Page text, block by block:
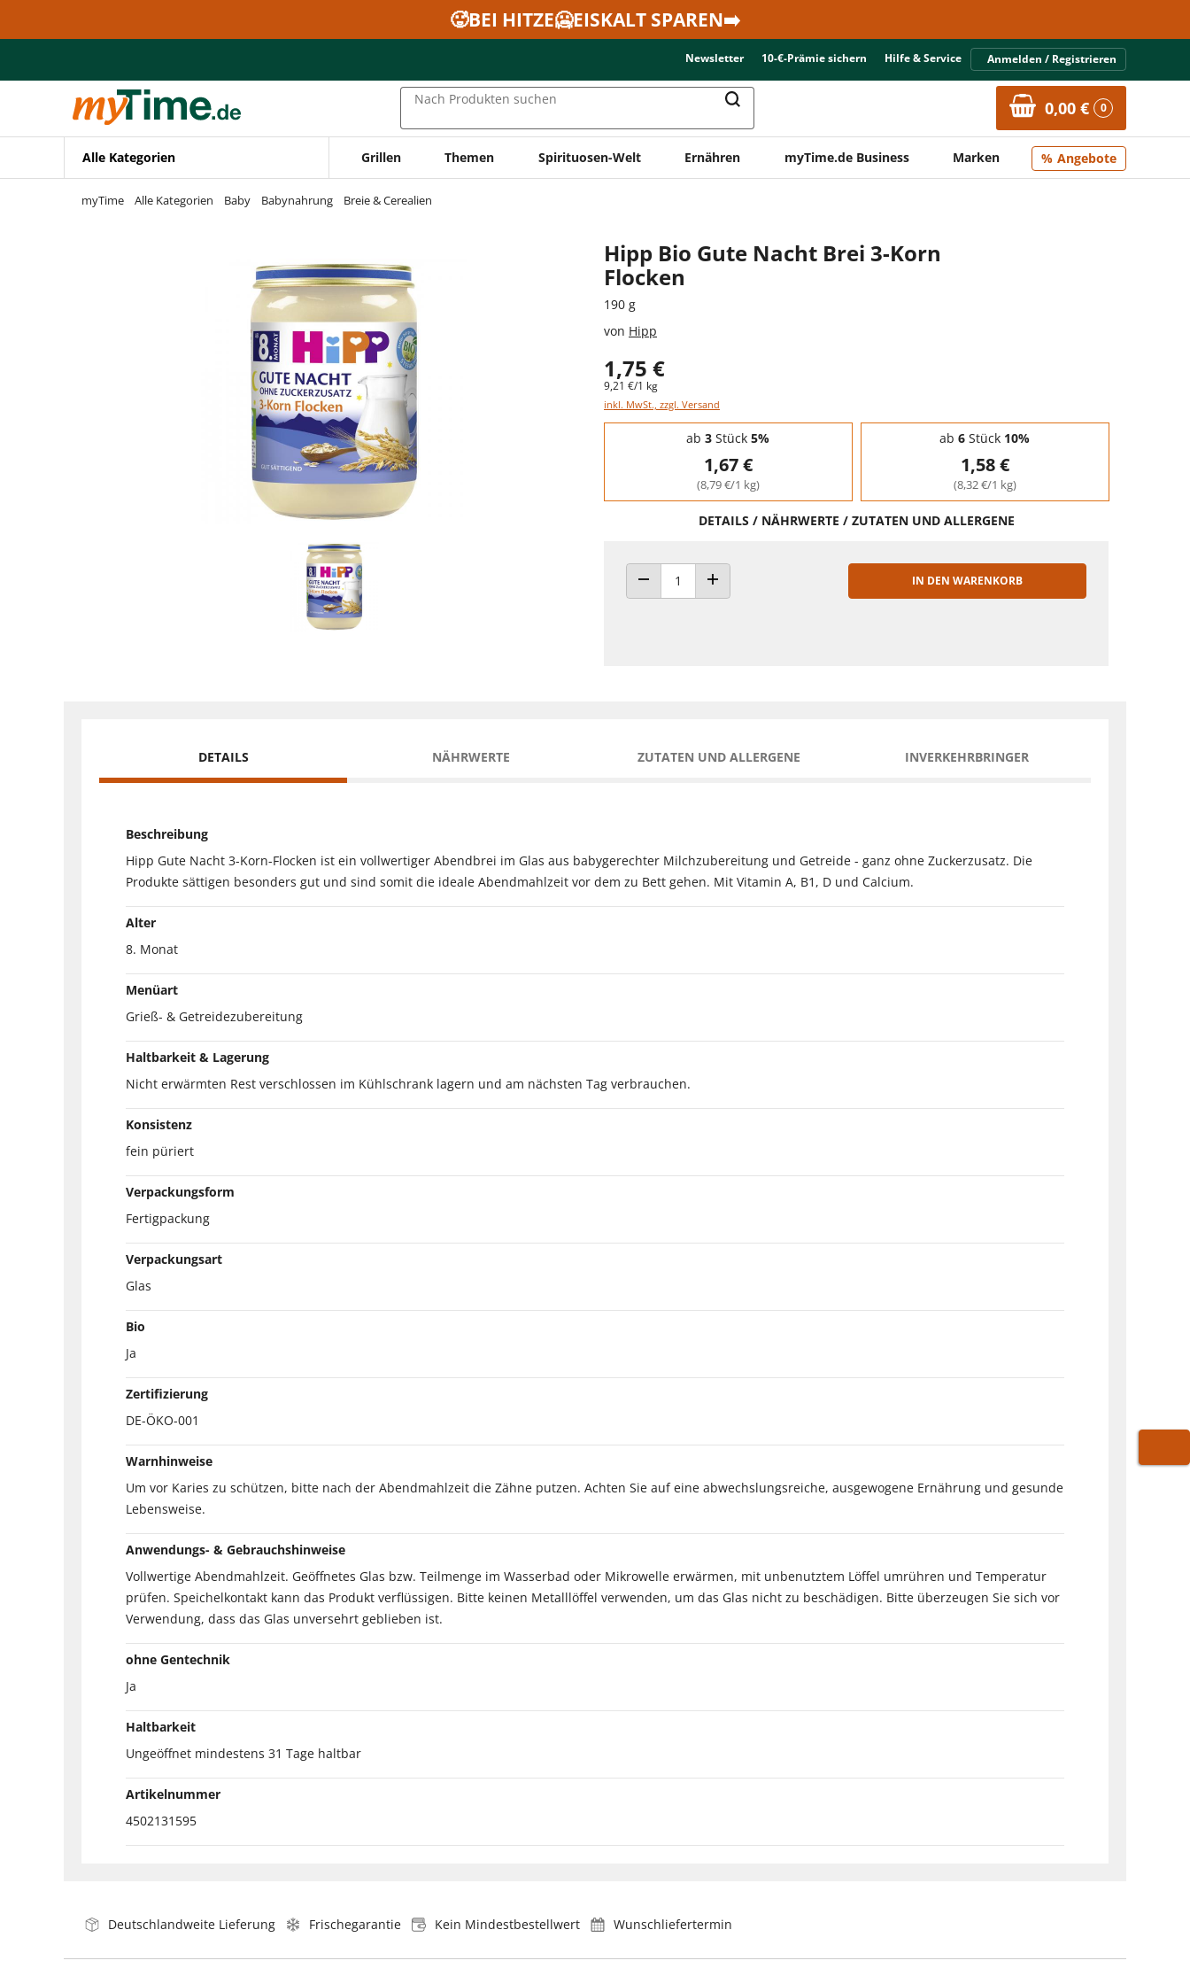
Zur Navigation springen
🥵BEI HITZE🥶EISKALT SPAREN➡️
Newsletter 10-€-Prämie sichern Hilfe & Service Anmelden / Registrieren
Nach Produkten suchen 0,00 € 0
Alle Kategorien Grillen Themen Spirituosen-Welt Ernähren myTime.de Business Marken Angebote
myTime Alle Kategorien Baby Babynahrung Breie & Cerealien
Hipp Bio Gute Nacht Brei 3-Korn
Flocken
190 g
von Hipp
1,75 €
9,21 €/1 kg
inkl. MwSt., zzgl. Versand
Staffelpreise - Mengenrabatt
ab 3 Stück 5%
1,67 €
(8,79 €/1 kg)
ab 6 Stück 10%
1,58 €
(8,32 €/1 kg)
DETAILS / NÄHRWERTE / ZUTATEN UND ALLERGENE
ANZAHL VERRINGERNANZAHL ERHÖHEN
IN DEN WARENKORB
DETAILS NÄHRWERTE ZUTATEN UND ALLERGENE INVERKEHRBRINGER
Beschreibung
Hipp Gute Nacht 3-Korn-Flocken ist ein vollwertiger Abendbrei im Glas aus babygerechter Milchzubereitung und Getreide - ganz ohne Zuckerzusatz. Die
Produkte sättigen besonders gut und sind somit die ideale Abendmahlzeit vor dem zu Bett gehen. Mit Vitamin A, B1, D und Calcium.
Alter
8. Monat
Menüart
Grieß- & Getreidezubereitung
Haltbarkeit & Lagerung
Nicht erwärmten Rest verschlossen im Kühlschrank lagern und am nächsten Tag verbrauchen.
Konsistenz
fein püriert
Verpackungsform
Fertigpackung
Verpackungsart
Glas
Bio
Ja
Zertifizierung
DE-ÖKO-001
Warnhinweise
Um vor Karies zu schützen, bitte nach der Abendmahlzeit die Zähne putzen. Achten Sie auf eine abwechslungsreiche, ausgewogene Ernährung und gesunde
Lebensweise.
Anwendungs- & Gebrauchshinweise
Vollwertige Abendmahlzeit. Geöffnetes Glas bzw. Teilmenge im Wasserbad oder Mikrowelle erwärmen, mit unbenutztem Löffel umrühren und Temperatur
prüfen. Speichelkontakt kann das Produkt verflüssigen. Bitte keinen Metalllöffel verwenden, um das Glas nicht zu beschädigen. Bitte überzeugen Sie sich vor
Verwendung, dass das Glas unversehrt geblieben ist.
ohne Gentechnik
Ja
Haltbarkeit
Ungeöffnet mindestens 31 Tage haltbar
Artikelnummer
4502131595
Deutschlandweite Lieferung Frischegarantie Kein Mindestbestellwert Wunschliefertermin